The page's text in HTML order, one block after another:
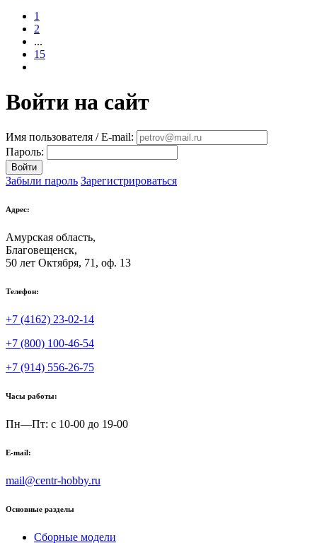
1
2
...
15
Войти на сайт
Имя пользователя / E-mail:
Пароль:
Войти
Забыли пароль Зарегистрироваться
Адрес:
Амурская область,
Благовещенск,
50 лет Октября, 71, оф. 13
Телефон:
+7 (4162) 23-02-14
+7 (800) 100-46-54
+7 (914) 556-26-75
Часы работы:
Пн—Пт: с 10-00 до 19-00
E-mail:
mail@centr-hobby.ru
Основные разделы
Сборные модели